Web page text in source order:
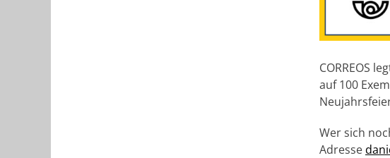
CORREOS
auf 100
Wer sich
Adresse